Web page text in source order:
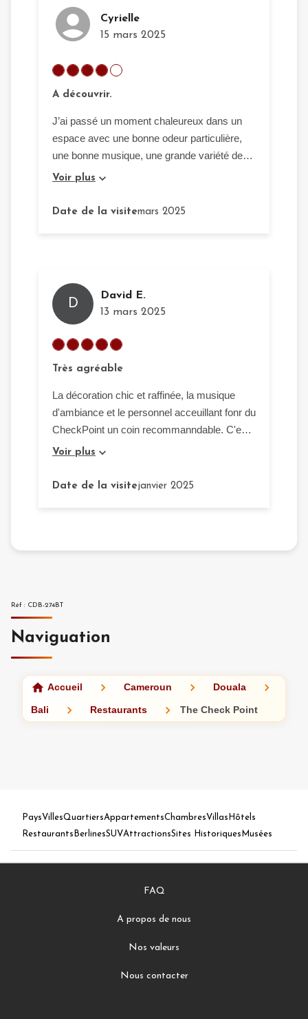
Cyrielle
15 mars 2025
A découvrir.
J’ai passé un moment chaleureux dans un
espace avec une bonne odeur particulière,
une bonne musique, une grande variété de
boissons et des mets succulents.
Voir plus
Date de la visitemars 2025
D
David E.
13 mars 2025
Très agréable
La décoration chic et raffinée, la musique
d'ambiance et le personnel acceuillant fonr du
CheckPoint un coin recommanndable. C'est
aussi un plan afterwork interéssant avec de
Voir plus
Date de la visitejanvier 2025
Réf : CDB-274BT
Naviguation
Accueil Cameroun Douala
Bali Restaurants The Check Point
PaysVillesQuartiersAppartementsChambresVillas Hôtels
Restaurants BerlinesSUVAttractionsSites Historiques Musées
FAQ
A propos de nous
Nos valeurs
Nous contacter